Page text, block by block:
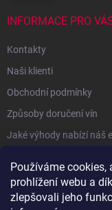
Používáme
prohlížení webu a
zlepšovali jeho
INFORMACE PRO
Kontakty
Naši klienti
Obchodní podmínky
Způsoby doručení vín
Jaké výhody nabízí náš